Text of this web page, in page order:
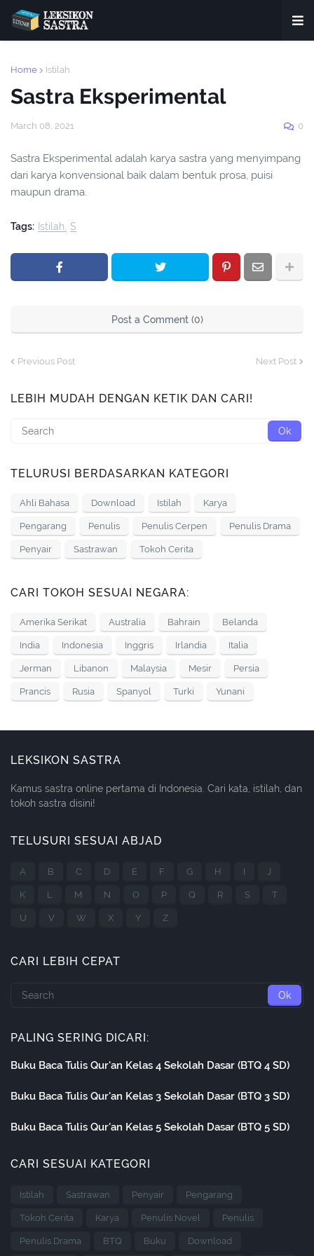
Home Istilah
Sastra Eksperimental
March 08, 2021 0
Sastra Eksperimental adalah karya sastra yang menyimpang
dari karya konvensional baik dalam bentuk prosa, puisi
maupun drama.
Tags: Istilah S
Post a Comment (0)
Previous Post Next Post
LEBIH MUDAH DENGAN KETIK DAN CARI!
TELURUSI BERDASARKAN KATEGORI
Ahli Bahasa Download Istilah Karya
Pengarang Penulis Penulis Cerpen Penulis Drama
Penyair Sastrawan Tokoh Cerita
CARI TOKOH SESUAI NEGARA:
Amerika Serikat Australia Bahrain Belanda
India Indonesia Inggris Irlandia Italia
Jerman Libanon Malaysia Mesir Persia
Prancis Rusia Spanyol Turki Yunani
LEKSIKON SASTRA
Kamus sastra online pertama di Indonesia. Cari kata, istilah, dan
tokoh sastra disini!
TELUSURI SESUAI ABJAD
A B C D E F G H I J
K L M N O P Q R S T
U V W X Y Z
CARI LEBIH CEPAT
PALING SERING DICARI:
Buku Baca Tulis Qur'an Kelas 4 Sekolah Dasar (BTQ 4 SD)
Buku Baca Tulis Qur'an Kelas 3 Sekolah Dasar (BTQ 3 SD)
Buku Baca Tulis Qur'an Kelas 5 Sekolah Dasar (BTQ 5 SD)
CARI SESUAI KATEGORI
Istilah Sastrawan Penyair Pengarang
Tokoh Cerita Karya Penulis Novel Penulis
Penulis Drama BTQ Buku Download